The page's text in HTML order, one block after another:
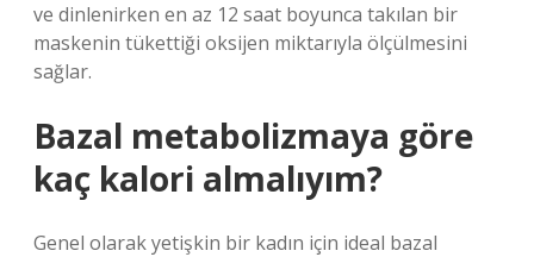
ve dinlenirken en az 12 saat boyunca takılan bir
maskenin tükettiği oksijen miktarıyla ölçülmesini
sağlar.
Bazal metabolizmaya göre
kaç kalori almalıyım?
Genel olarak yetişkin bir kadın için ideal bazal